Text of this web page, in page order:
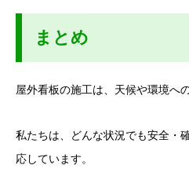
まとめ
屋外看板の施工は、天候や環境へ
私たちは、どんな状況でも安全・
応しています。